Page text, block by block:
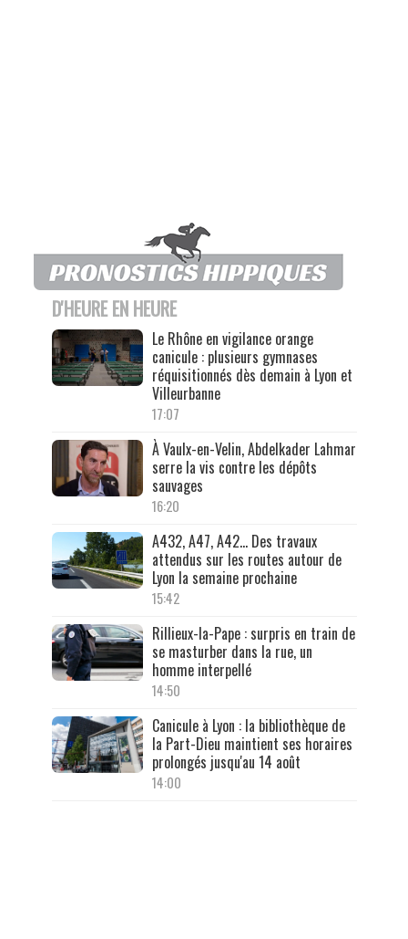
D'HEURE EN HEURE
Le Rhône en vigilance orange
canicule : plusieurs gymnases
réquisitionnés dès demain à Lyon et
Villeurbanne
17:07
À Vaulx-en-Velin, Abdelkader Lahmar
serre la vis contre les dépôts
sauvages
16:20
A432, A47, A42… Des travaux
attendus sur les routes autour de
Lyon la semaine prochaine
15:42
Rillieux-la-Pape : surpris en train de
se masturber dans la rue, un
homme interpellé
14:50
Canicule à Lyon : la bibliothèque de
la Part-Dieu maintient ses horaires
prolongés jusqu'au 14 août
14:00